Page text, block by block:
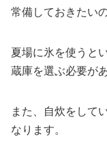
常備しておきたい
夏場に氷を使うと
蔵庫を選ぶ必要が
また、自炊をして
なります。